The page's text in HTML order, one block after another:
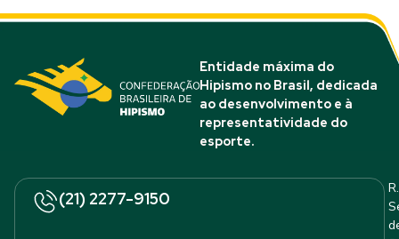
Entidade máxima do
Hipismo no Brasil, dedicada
ao desenvolvimento e à
representatividade do
esporte.
(21) 2277-9150
R.